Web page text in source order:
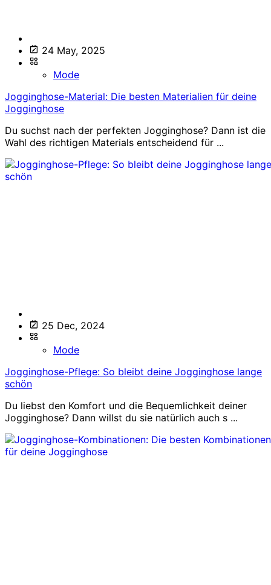
24 May, 2025
Mode
Jogginghose-Material: Die besten Materialien für deine
Jogginghose
Du suchst nach der perfekten Jogginghose? Dann ist die
Wahl des richtigen Materials entscheidend für ...
25 Dec, 2024
Mode
Jogginghose-Pflege: So bleibt deine Jogginghose lange
schön
Du liebst den Komfort und die Bequemlichkeit deiner
Jogginghose? Dann willst du sie natürlich auch s ...